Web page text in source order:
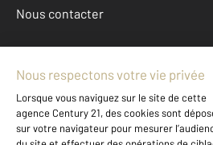
Nous contacter
Mentions légales & CGU et
Données
Gestionnaire des